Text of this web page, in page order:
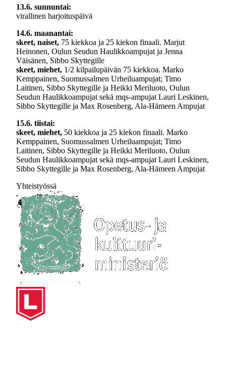
13.6. sunnuntai:
virallinen harjoituspäivä
14.6. maanantai:
skeet, naiset, 75 kiekkoa ja 25 kiekon finaali. Marjut
Heinonen, Oulun Seudun Haulikkoampujat ja Jenna
Väisänen, Sibbo Skyttegille
skeet, miehet, 1/2 kilpailupäivän 75 kiekkoa. Marko
Kemppainen, Suomussalmen Urheiluampujat; Timo
Laitinen, Sibbo Skyttegille ja Heikki Meriluoto, Oulun
Seudun Haulikkoampujat sekä mqs-ampujat Lauri Leskinen,
Sibbo Skyttegille ja Max Rosenberg, Ala-Hämeen Ampujat
15.6. tiistai:
skeet, miehet, 50 kiekkoa ja 25 kiekon finaali. Marko
Kemppainen, Suomussalmen Urheiluampujat; Timo
Laitinen, Sibbo Skyttegille ja Heikki Meriluoto, Oulun
Seudun Haulikkoampujat sekä mqs-ampujat Lauri Leskinen,
Sibbo Skyttegille ja Max Rosenberg, Ala-Hämeen Ampujat
Yhteistyössä